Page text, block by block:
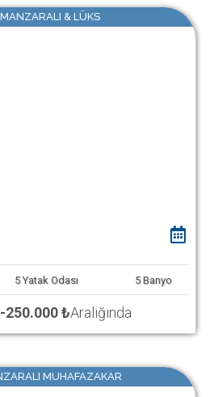
& LÜKS
5 Yatak Odası 5 Banyo
-250.000 ₺Aralığında
MUHAFAZAKAR